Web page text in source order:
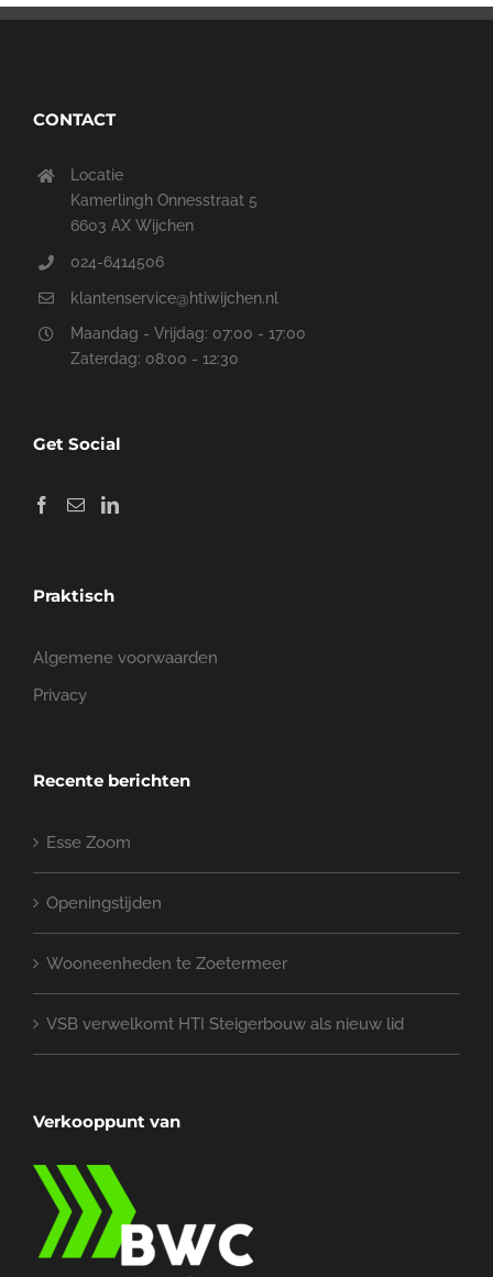
CONTACT
Locatie
Kamerlingh Onnesstraat 5
6603 AX Wijchen
024-6414506
klantenservice@htiwijchen.nl
Maandag - Vrijdag: 07:00 - 17:00
Zaterdag: 08:00 - 12:30
Get Social
Praktisch
Algemene voorwaarden
Privacy
Recente berichten
Esse Zoom
Openingstijden
Wooneenheden te Zoetermeer
VSB verwelkomt HTI Steigerbouw als nieuw lid
Verkooppunt van